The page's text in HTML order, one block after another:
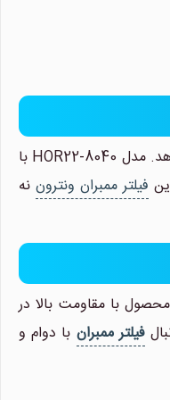
با سال ها تجربه در تولید ممبران های تصفیه آب، محصولاتی با کیفیت بالا و قابل رقابت با برندهای جهانی ارائه می دهد. مدل HOR22-8040 با
فیلتر ممبران ونتروننه
با مقاومت بالا در
فیلتر ممبران با دوام و
شما هستیم.